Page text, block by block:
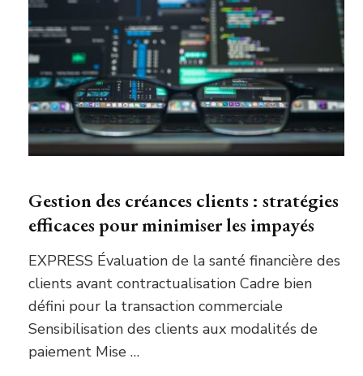
Gestion des créances clients : stratégies
efficaces pour minimiser les impayés
EXPRESS Évaluation de la santé financière des
clients avant contractualisation Cadre bien
défini pour la transaction commerciale
Sensibilisation des clients aux modalités de
paiement Mise …